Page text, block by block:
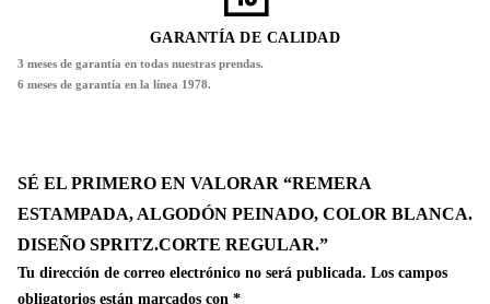
GARANTÍA DE CALIDAD
3 meses de garantía en todas nuestras prendas.
6 meses de garantía en la línea 1978.
SÉ EL PRIMERO EN VALORAR “REMERA
ESTAMPADA, ALGODÓN PEINADO, COLOR BLANCA.
DISEÑO SPRITZ.CORTE REGULAR.”
Tu dirección de correo electrónico no será publicada. Los campos
obligatorios están marcados con *